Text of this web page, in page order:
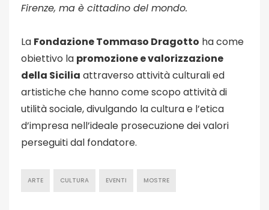
Firenze, ma è cittadino del mondo.
La Fondazione Tommaso Dragotto ha come
obiettivo la promozione e valorizzazione
della Sicilia attraverso attività culturali ed
artistiche che hanno come scopo attività di
utilità sociale, divulgando la cultura e l’etica
d’impresa nell’ideale prosecuzione dei valori
perseguiti dal fondatore.
ARTE CULTURA EVENTI MOSTRE